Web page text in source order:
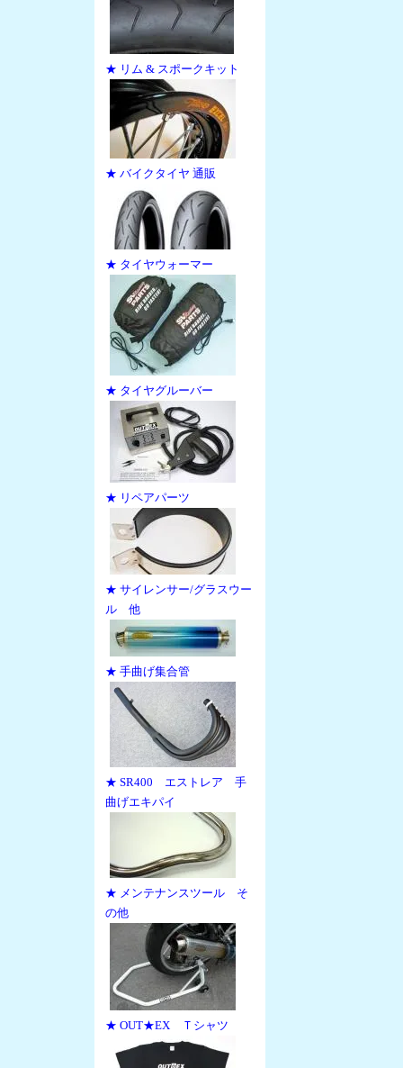
★ リム & スポークキット
★ バイクタイヤ 通販
★ タイヤウォーマー
★ タイヤグルーバー
★ リペアパーツ
★ サイレンサー/グラスウー
ル 他
★ 手曲げ集合管
★ SR400 エストレア 手
曲げエキパイ
★ メンテナンスツール そ
の他
★ OUT★EX Ｔシャツ